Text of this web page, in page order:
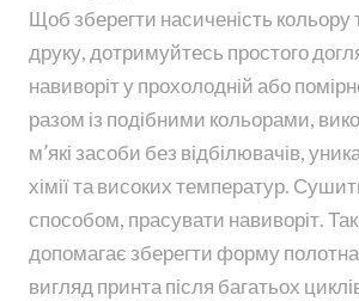
Щоб зберегти насиченість кольору
друку, дотримуйтесь простого
навиворіт у прохолодній або
разом із подібними кольорами,
м’які засоби без відбілювачів,
хімії та високих температур.
способом, прасувати навиворіт.
допомагає зберегти форму
вигляд принта після багатьох